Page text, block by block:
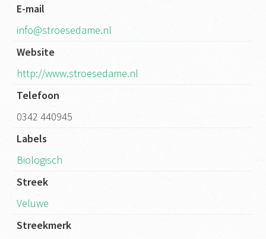
E-mail
info@stroesedame.nl
Website
http://www.stroesedame.nl
Telefoon
0342 440945
Labels
Biologisch
Streek
Veluwe
Streekmerk